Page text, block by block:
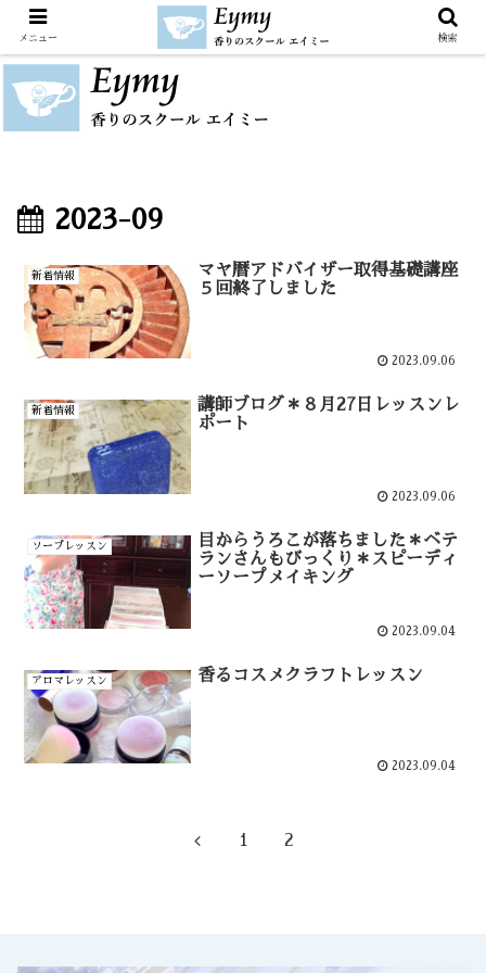
2023-09
新着情報
マヤ暦アドバイザー取得基礎講座
５回終了しました
2023.09.06
新着情報
講師ブログ＊８月27日レッスンレ
ポート
2023.09.06
ソープレッスン
目からうろこが落ちました＊ベテ
ランさんもびっくり＊スピーディ
ーソープメイキング
2023.09.04
アロマレッスン 香るコスメクラフトレッスン
2023.09.04
1 2
メニュー 検索